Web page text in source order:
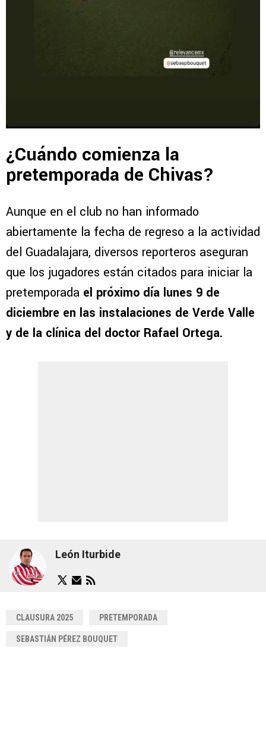
¿Cuándo comienza la
pretemporada de Chivas?
Aunque en el club no han informado
abiertamente la fecha de regreso a la actividad
del Guadalajara, diversos reporteros aseguran
que los jugadores están citados para iniciar la
pretemporada el próximo día lunes 9 de
diciembre en las instalaciones de Verde Valle
y de la clínica del doctor Rafael Ortega.
León Iturbide
CLAUSURA 2025 PRETEMPORADA
SEBASTIÁN PÉREZ BOUQUET